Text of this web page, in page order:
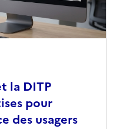
la DITP
pour
des usagers